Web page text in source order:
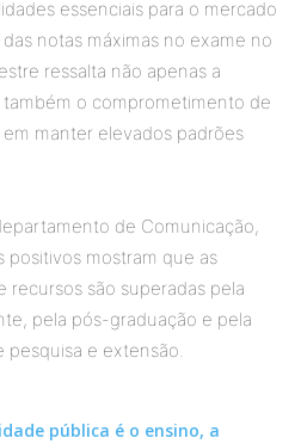
essenciais para o mercado
notas máximas no exame no
ressalta não apenas a
o comprometimento de
manter elevados padrões
de Comunicação,
positivos mostram que as
recursos são superadas pela
pela pós-graduação e pela
pesquisa e extensão.
pública é o ensino, a